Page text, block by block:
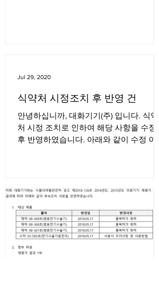
식약처 시정조치 후 반영 건
안녕하십니까, 대화기기(주) 입니다. 식약
처 시정 조치로 인하여 해당 사항을 수정
후 반영하였습니다. 아래와 같이 수정 이
Jul 29, 2020